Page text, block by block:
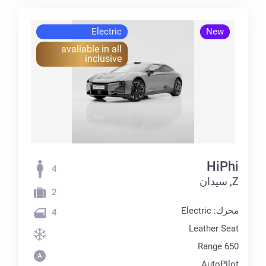
New
Electric
avaliable in all
inclusive
HiPhi
Z, سيدان
محرك: Electric
Leather Seat
Range 650
4
2
4